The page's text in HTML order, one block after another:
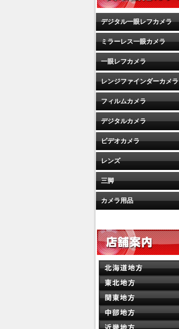
デジタル一眼レフカメラ
ミラーレス一眼カメラ
一眼レフカメラ
レンジファインダーカメラ
フィルムカメラ
デジタルカメラ
ビデオカメラ
レンズ
三脚
カメラ用品